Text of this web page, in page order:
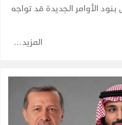
الأوامر الجديدة قد تواجه
المزيد